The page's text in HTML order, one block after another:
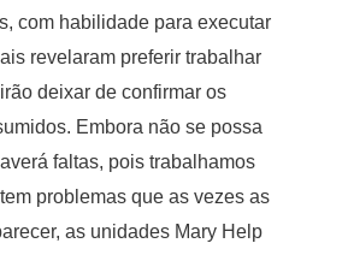
com habilidade para executar
revelaram preferir trabalhar
deixar de confirmar os
Embora não se possa
faltas, pois trabalhamos
problemas que as vezes as
as unidades Mary Help